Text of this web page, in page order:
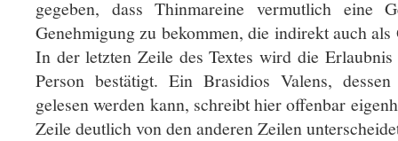
gegeben, dass Thinmareine vermutlich eine
Genehmigung zu bekommen, die indirekt auch
In der letzten Zeile des Textes wird die
Person bestätigt. Ein Brasidios Valens,
gelesen werden kann, schreibt hier offenbar
Zeile deutlich von den anderen Zeilen